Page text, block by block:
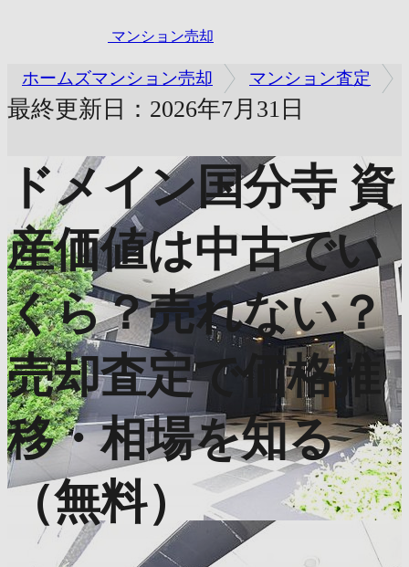
マンション売却
ホームズマンション売却 マンション査定
最終更新日：2026年7月31日
ドメイン国分寺 資
産価値は中古でい
くら？売れない？
売却査定で価格推
移・相場を知る
（無料）